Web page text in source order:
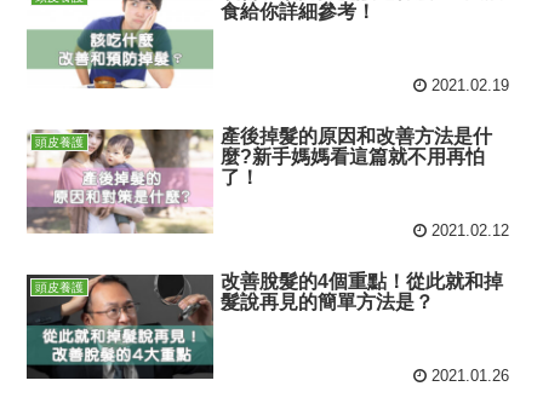
食給你詳細參考！
2021.02.19
頭皮養護
產後掉髮的原因和改善方法是什
麼?新手媽媽看這篇就不用再怕
了！
2021.02.12
頭皮養護
改善脫髮的4個重點！從此就和掉
髮說再見的簡單方法是？
2021.01.26